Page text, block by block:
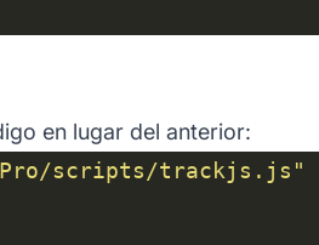
en lugar del anterior:
scripts/trackjs.js"